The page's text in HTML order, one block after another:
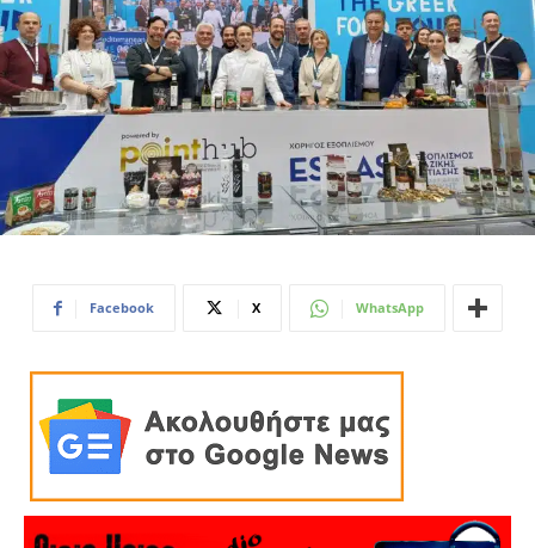
Facebook X WhatsApp